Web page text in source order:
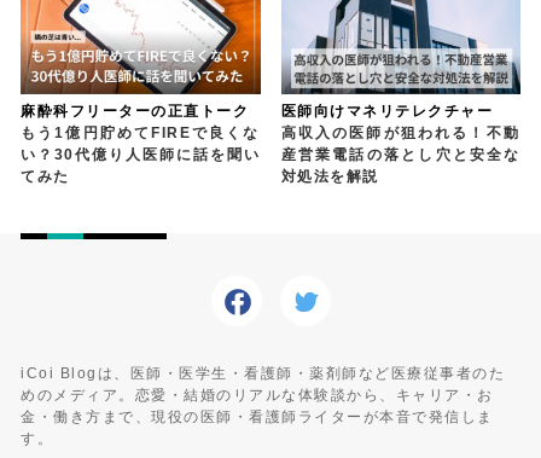
麻酔科フリーターの正直トーク
もう1億円貯めてFIREで良くな
い？30代億り人医師に話を聞い
てみた
医師向けマネリテレクチャー
高収入の医師が狙われる！不動
産営業電話の落とし穴と安全な
対処法を解説
iCoi Blogは、医師・医学生・看護師・薬剤師など医療従事者のた
めのメディア。恋愛・結婚のリアルな体験談から、キャリア・お
金・働き方まで、現役の医師・看護師ライターが本音で発信しま
す。